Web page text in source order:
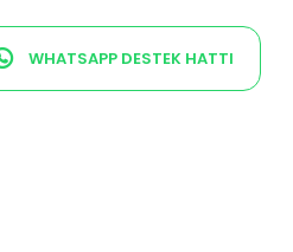
WHATSAPP DESTEK HATTI